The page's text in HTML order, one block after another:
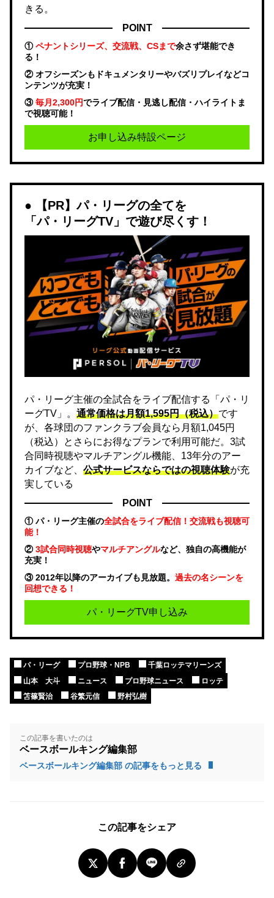
きる。
POINT
①ペナントシリーズ、交流戦、CSまで余さず堪能でき
る！
② オフシーズンもドキュメンタリーやバズリプレイなどコ
ンテンツが充実！
③毎月2,300円でライブ配信・見逃し配信・ハイライトま
で視聴可能！
お申し込み特設ページ
【PR】パ・リーグの全てを
「パ・リーグTV」で遊び尽くす！
パ・リーグ主催の全試合をライブ配信する「パ・リ
ーグTV」。 通常価格は月額1,595円（税込）です
が、各球団のファンクラブ会員なら月額1,045円
（税込）とさらにお得なプランで利用可能だ。3試
合同時視聴やマルチアングル機能、13年分のアー
カイブなど、 公式サービスならではの視聴体験が充
実している
POINT
① パ・リーグ主催の全試合をライブ配信！交流戦も視聴可
能！
②3試合同時視聴やマルチアングルなど、独自の高機能が
充実！
③ 2012年以降のアーカイブも見放題。 過去の名シーンを
回想できる！
パ・リーグTV申し込み
パ・リーグ プロ野球・NPB
千葉ロッテマリーンズ
山本 大斗
ニュース プロ野球ニュース
ロッテ
笘篠賢治
谷繁元信 野村弘樹
この記事を書いたのは
ベースボールキング編集部
ベースボールキング編集部 の記事をもっと見る
この記事をシェア